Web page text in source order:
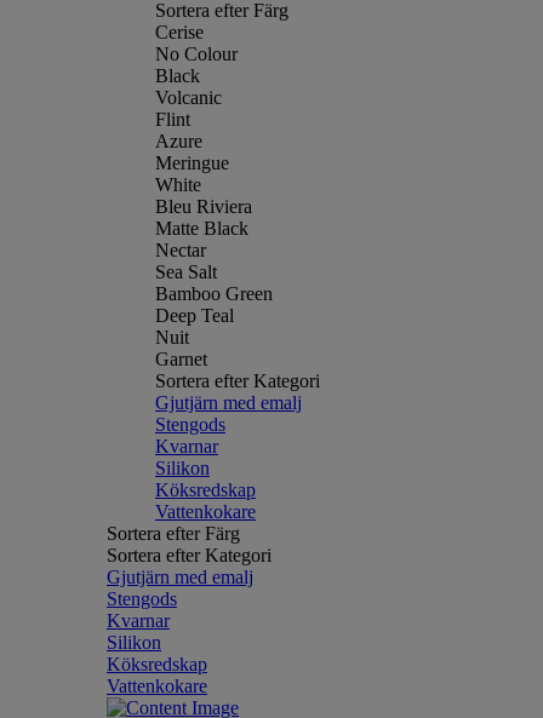
Sortera efter Färg
Cerise
No Colour
Black
Volcanic
Flint
Azure
Meringue
White
Bleu Riviera
Matte Black
Nectar
Sea Salt
Bamboo Green
Deep Teal
Nuit
Garnet
Sortera efter Kategori
Gjutjärn med emalj
Stengods
Kvarnar
Silikon
Köksredskap
Vattenkokare
Sortera efter Färg
Sortera efter Kategori
Gjutjärn med emalj
Stengods
Kvarnar
Silikon
Köksredskap
Vattenkokare